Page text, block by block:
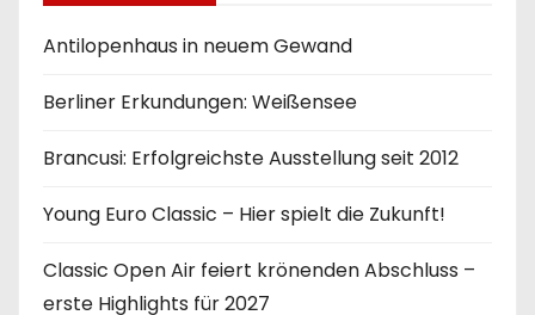
Antilopenhaus in neuem Gewand
Berliner Erkundungen: Weißensee
Brancusi: Erfolgreichste Ausstellung seit 2012
Young Euro Classic – Hier spielt die Zukunft!
Classic Open Air feiert krönenden Abschluss –
erste Highlights für 2027